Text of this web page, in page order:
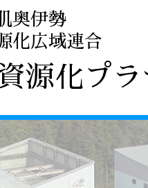
奥伊勢
化広域連合
源化プラ